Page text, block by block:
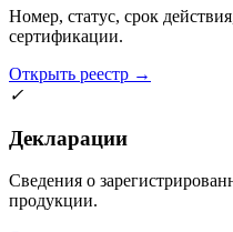
Номер, статус, срок
сертификации.
Открыть реестр →
✓
Декларации
Сведения о
продукции.